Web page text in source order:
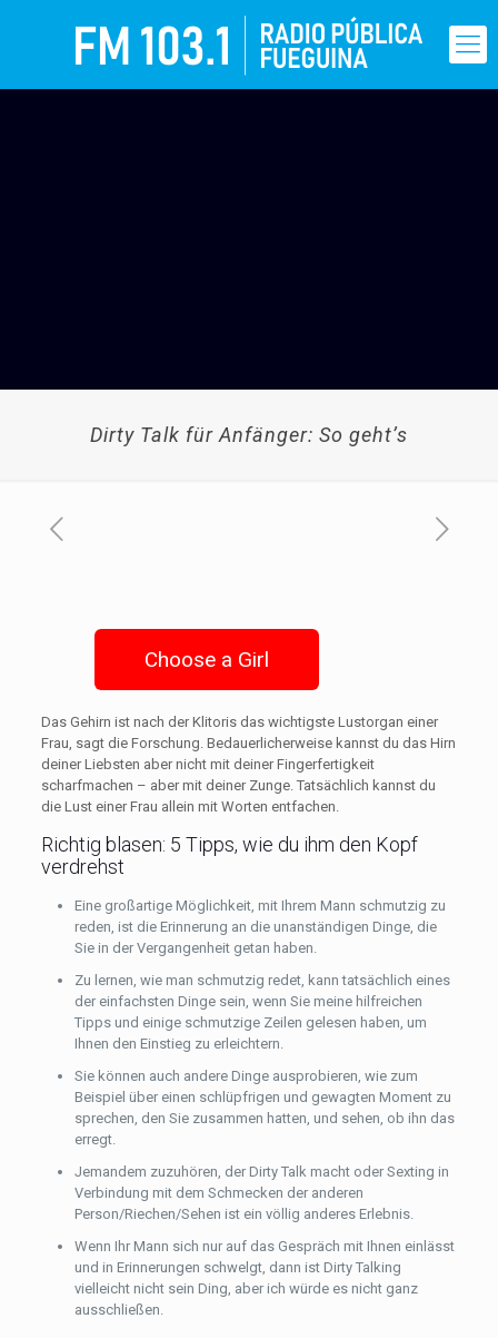
Dirty Talk für Anfänger: So geht’s
Choose a Girl
Das Gehirn ist nach der Klitoris das wichtigste Lustorgan einer
Frau, sagt die Forschung. Bedauerlicherweise kannst du das Hirn
deiner Liebsten aber nicht mit deiner Fingerfertigkeit
scharfmachen – aber mit deiner Zunge. Tatsächlich kannst du
die Lust einer Frau allein mit Worten entfachen.
Richtig blasen: 5 Tipps, wie du ihm den Kopf
verdrehst
Eine großartige Möglichkeit, mit Ihrem Mann schmutzig zu
reden, ist die Erinnerung an die unanständigen Dinge, die
Sie in der Vergangenheit getan haben.
Zu lernen, wie man schmutzig redet, kann tatsächlich eines
der einfachsten Dinge sein, wenn Sie meine hilfreichen
Tipps und einige schmutzige Zeilen gelesen haben, um
Ihnen den Einstieg zu erleichtern.
Sie können auch andere Dinge ausprobieren, wie zum
Beispiel über einen schlüpfrigen und gewagten Moment zu
sprechen, den Sie zusammen hatten, und sehen, ob ihn das
erregt.
Jemandem zuzuhören, der Dirty Talk macht oder Sexting in
Verbindung mit dem Schmecken der anderen
Person/Riechen/Sehen ist ein völlig anderes Erlebnis.
Wenn Ihr Mann sich nur auf das Gespräch mit Ihnen einlässt
und in Erinnerungen schwelgt, dann ist Dirty Talking
vielleicht nicht sein Ding, aber ich würde es nicht ganz
ausschließen.